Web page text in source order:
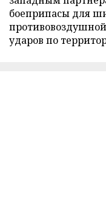
боеприпасы для
ударов по